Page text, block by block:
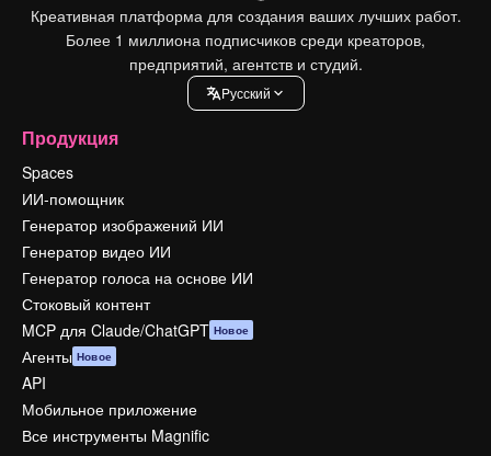
Креативная платформа для создания ваших лучших работ.
Более 1 миллиона подписчиков среди креаторов,
предприятий, агентств и студий.
Pусский
Продукция
Spaces
ИИ-помощник
Генератор изображений ИИ
Генератор видео ИИ
Генератор голоса на основе ИИ
Стоковый контент
MCP для Claude/ChatGPT Новое
Агенты Новое
API
Мобильное приложение
Все инструменты Magnific